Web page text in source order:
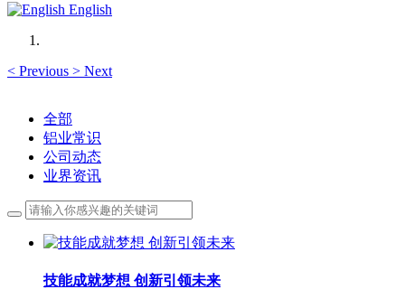
English
< Previous > Next
全部
铝业常识
公司动态
业界资讯
技能成就梦想 创新引领未来